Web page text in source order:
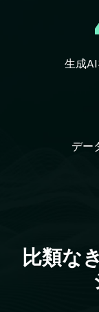
生成AI
デー
比類な